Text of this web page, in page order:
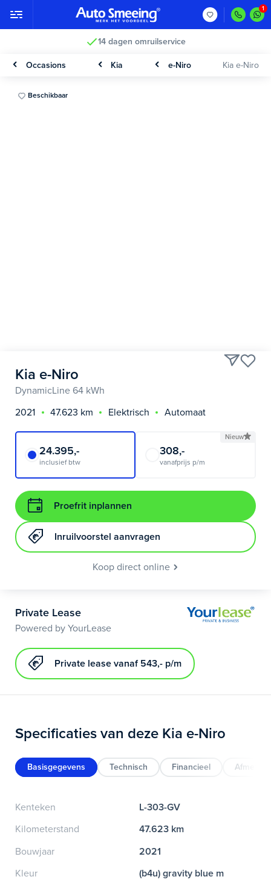
14 dagen omruilservice
Occasions Kia e-Niro Kia e-Niro
Beschikbaar
Kia e-Niro
DynamicLine 64 kWh
2021
47.623 km Elektrisch Automaat
24.395,-
inclusief btw
Nieuw
308,-
vanafprijs p/m
Proefrit inplannen
Inruilvoorstel aanvragen
Koop direct online
Private Lease
Powered by YourLease
Private lease vanaf 543,- p/m
Specificaties van deze Kia e-Niro
Basisgegevens Technisch Financieel
Kenteken
L-303-GV
Kilometerstand
47.623 km
Bouwjaar
2021
Kleur
(b4u) gravity blue m